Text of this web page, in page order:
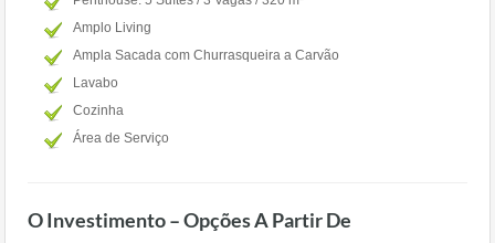
Amplo Living
Ampla Sacada com Churrasqueira a Carvão
Lavabo
Cozinha
Área de Serviço
O Investimento – Opções A Partir De